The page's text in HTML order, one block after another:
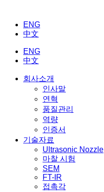
ENG
中文
ENG
中文
회사소개
인사말
연혁
품질관리
역량
인증서
기술자료
Ultrasonic Nozzle
마찰 시험
SEM
FT-IR
접촉각